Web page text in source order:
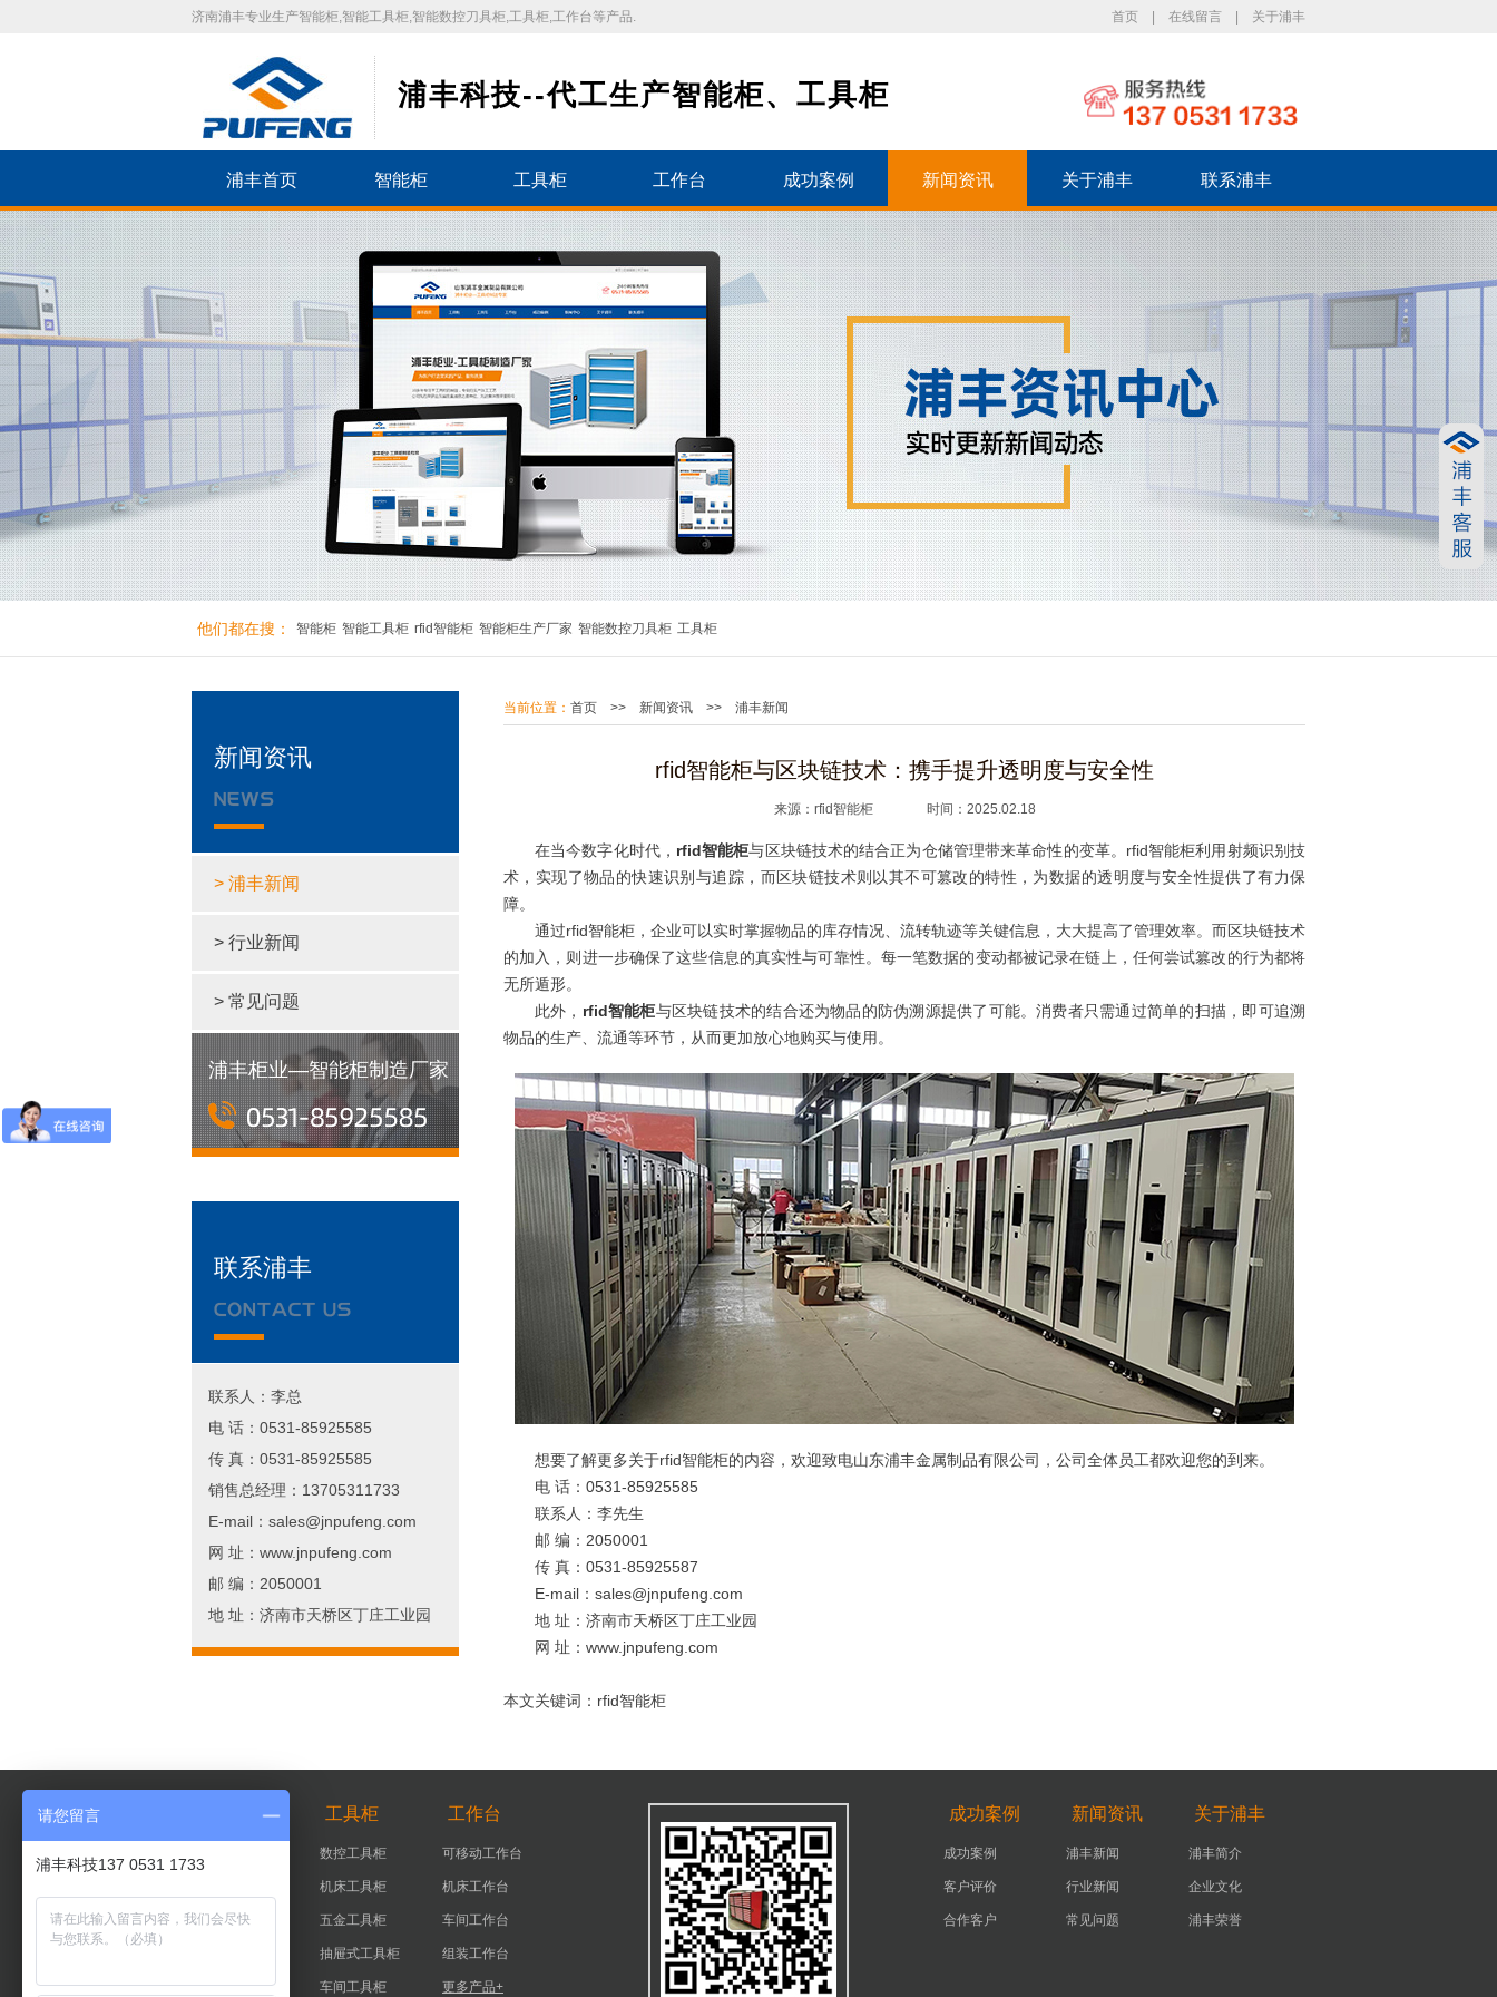
济南浦丰专业生产智能柜,智能工具柜,智能数控刀具柜,工具柜,工作台等产品. 首页 在线留言 关于浦丰
浦丰科技--代工生产智能柜、工具柜
浦丰首页 智能柜 工具柜 工作台 成功案例 新闻资讯 关于浦丰 联系浦丰
他们都在搜： 智能柜 智能工具柜 rfid智能柜 智能柜生产厂家 智能数控刀具柜 工具柜
新闻资讯
> 浦丰新闻
> 行业新闻
> 常见问题
浦丰柜业—智能柜制造厂家
联系浦丰
联系人：李总
电 话：0531-85925585
传 真：0531-85925585
销售总经理：13705311733
E-mail：sales@jnpufeng.com
网 址：www.jnpufeng.com
邮 编：2050001
地 址：济南市天桥区丁庄工业园
当前位置： 首页 >> 新闻资讯 >> 浦丰新闻
rfid智能柜与区块链技术：携手提升透明度与安全性
来源：rfid智能柜 时间：2025.02.18
在当今数字化时代， rfid智能柜与区块链技术的结合正为仓储管理带来革命性的变革。rfid智能柜利用射频识别技
术，实现了物品的快速识别与追踪，而区块链技术则以其不可篡改的特性，为数据的透明度与安全性提供了有力保
障。
通过rfid智能柜，企业可以实时掌握物品的库存情况、流转轨迹等关键信息，大大提高了管理效率。而区块链技术
的加入，则进一步确保了这些信息的真实性与可靠性。每一笔数据的变动都被记录在链上，任何尝试篡改的行为都将
无所遁形。
此外， rfid智能柜与区块链技术的结合还为物品的防伪溯源提供了可能。消费者只需通过简单的扫描，即可追溯
物品的生产、流通等环节，从而更加放心地购买与使用。
想要了解更多关于rfid智能柜的内容，欢迎致电山东浦丰金属制品有限公司，公司全体员工都欢迎您的到来。
电 话：0531-85925585
联系人：李先生
邮 编：2050001
传 真：0531-85925587
E-mail：sales@jnpufeng.com
地 址：济南市天桥区丁庄工业园
网 址：www.jnpufeng.com
本文关键词：rfid智能柜
工具柜 工作台
实验室智能柜
更多产品+
数控工具柜
机床工具柜
五金工具柜
抽屉式工具柜
车间工具柜
可移动工作台
机床工作台
车间工作台
组装工作台
更多产品+
成功案例 新闻资讯 关于浦丰
成功案例
客户评价
合作客户
浦丰新闻
行业新闻
常见问题
浦丰简介
企业文化
浦丰荣誉
请您留言
浦丰科技137 0531 1733